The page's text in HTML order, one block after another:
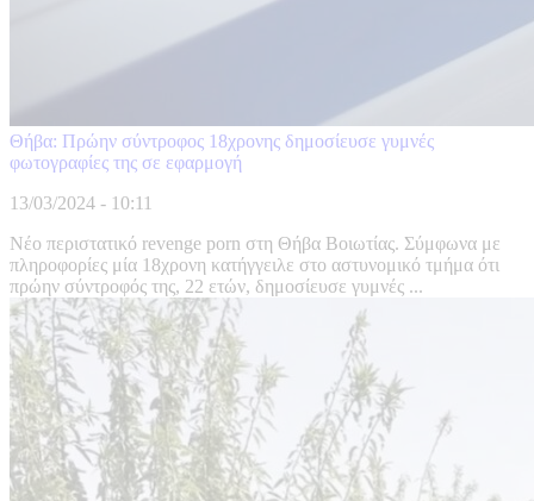
Θήβα: Πρώην σύντροφος 18χρονης δημοσίευσε γυμνές
φωτογραφίες της σε εφαρμογή
13/03/2024 - 10:11
Νέο περιστατικό revenge porn στη Θήβα Βοιωτίας. Σύμφωνα με
πληροφορίες μία 18χρονη κατήγγειλε στο αστυνομικό τμήμα ότι
πρώην σύντροφός της, 22 ετών, δημοσίευσε γυμνές ...